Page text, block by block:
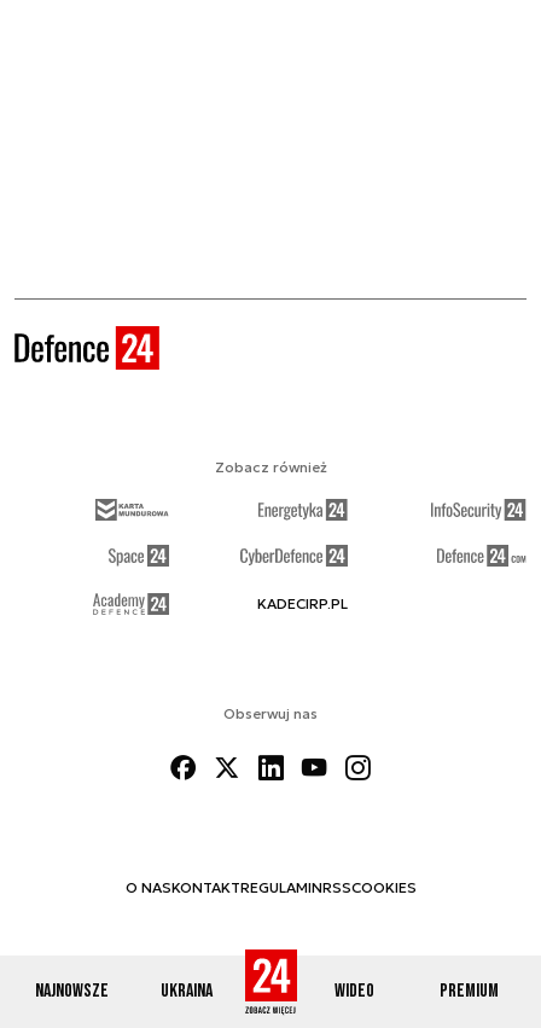
Najnowsze Ukraina Wideo Premium
Obserwuj nas
O NASKONTAKTREGULAMINRSSCOOKIES
Zobacz również
KADECIRP.PL
© 2012-2026 DEFENCE24